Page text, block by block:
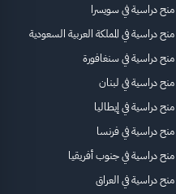
منح دراسية في سويسرا
منح دراسية في المملكة العربية السعودية
منح دراسية في سنغافورة
منح دراسية في لبنان
منح دراسية في إيطاليا
منح دراسية في فرنسا
منح دراسية في جنوب أفريقيا
منح دراسية في العراق